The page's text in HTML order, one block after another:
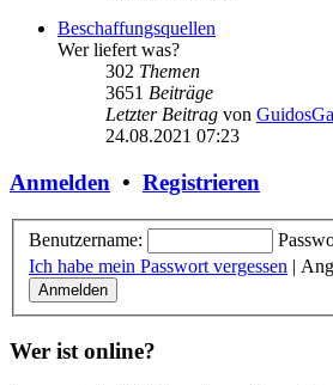
Beschaffungsquellen
Wer liefert was?
302 Themen
3651 Beiträge
Letzter Beitrag von
24.08.2021 07:23
Anmelden • Registrieren
Benutzername:
Ich habe mein Passwort vergessen |
Wer ist online?